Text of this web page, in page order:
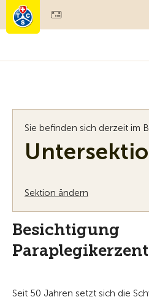
Mitgliedschaft & Leistungen
Sie befinden sich derzeit im
Sektion ändern
Besichtigung
Seit 50 Jahren setzt sich die